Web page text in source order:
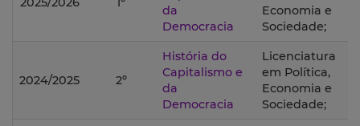
da
Democracia
Economia e
Sociedade;
2024/2025 2º
História do
Capitalismo e
da
Democracia
Licenciatura
em Política,
Economia e
Sociedade;